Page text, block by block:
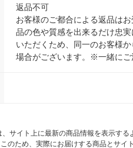
返品不可
お客様のご都合による返品は
品の色や質感を出来るだけ忠
いただくため、同一のお客様
場合がございます。※一緒にご
サイト上に最新の商品情報を表示す
のため、実際にお届けする商品とサ